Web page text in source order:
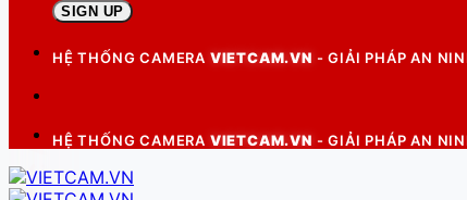
HỆ THỐNG CAMERA VIETCAM.VN - GIẢI PHÁP AN
HỆ THỐNG CAMERA VIETCAM.VN - GIẢI PHÁP AN